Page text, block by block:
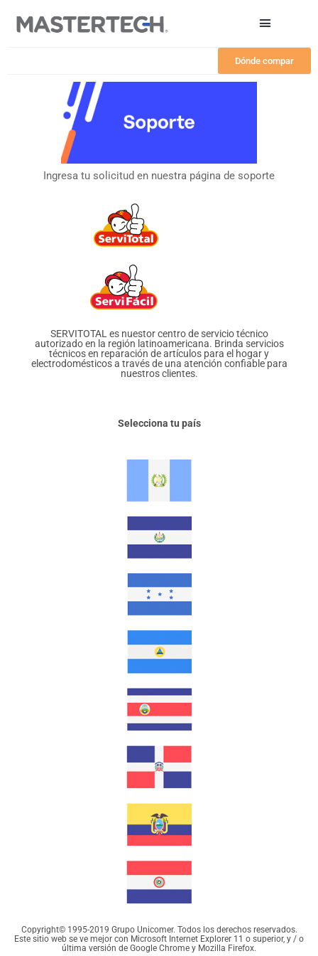
Dónde compar
Ingresa tu solicitud en nuestra página de soporte
SERVITOTAL es nuestor centro de servicio técnico
autorizado en la región latinoamericana. Brinda servicios
técnicos en reparación de artículos para el hogar y
electrodomésticos a través de una atención confiable para
nuestros clientes.
Selecciona tu país
Copyright© 1995-2019 Grupo Unicomer. Todos los derechos reservados.
Este sitio web se ve mejor con Microsoft Internet Explorer 11 o superior, y / o
última versión de Google Chrome y Mozilla Firefox.